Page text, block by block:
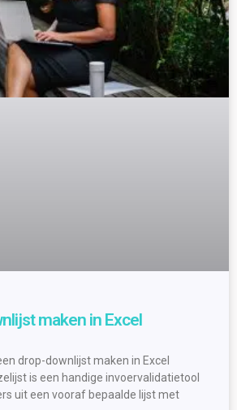
maken in Excel
drop-downlijst maken in Excel
is een handige invoervalidatietool
uit een vooraf bepaalde lijst met